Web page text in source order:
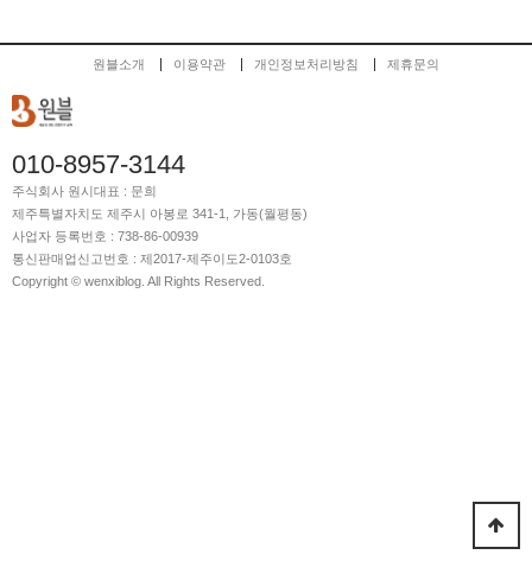
원블소개 이용약관 개인정보처리방침 제휴문의
010-8957-3144
주식회사 원시대표 : 문희
제주특별자치도 제주시 아봉로 341-1, 가동(월평동)
사업자 등록번호 : 738-86-00939
통신판매업신고번호 : 제2017-제주이도2-0103호
Copyright © wenxiblog. All Rights Reserved.